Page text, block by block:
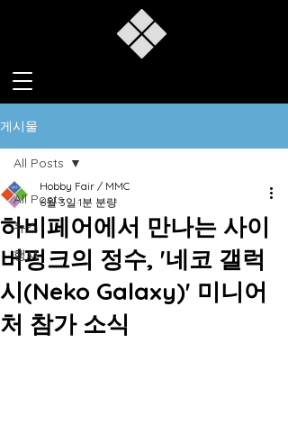
게시물
All Posts
뉴스
행사
All Posts
하비페어에서 만나는 사이
버펑크의 정수, '네코 갤럭
시(Neko Galaxy)' 미니어
처 참가 소식
Hobby Fair / MMC
6월 3일 1분 분량